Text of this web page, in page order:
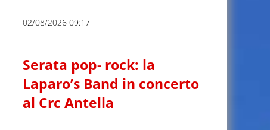
02/08/2026 09:17
Serata pop- rock: la
Laparo’s Band in concerto
al Crc Antella